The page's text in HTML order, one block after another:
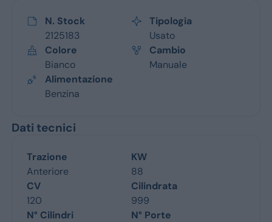
Opel
Vedi tutti i marchi
N. Stock
2125183
Tipologia
Usato
Colore
Bianco
Cambio
Manuale
Alimentazione
Benzina
Dati tecnici
Trazione
Anteriore
KW
88
CV
120
Cilindrata
999
N° Cilindri
N° Porte